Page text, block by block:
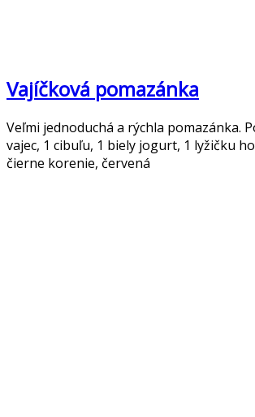
Vajíčková pomazánka
Veľmi jednoduchá a rýchla pomazánka.
vajec, 1 cibuľu, 1 biely jogurt, 1 lyžičku
čierne korenie, červená